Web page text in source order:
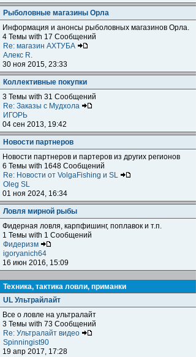
Рыболовные магазины Орла
Информация и анонсы рыболовных магазинов Орла.
4 Темы with 17 Сообщений
Re: магазин АХТУБА
Алекс R.
30 ноя 2015, 23:33
Коллективные покупки
3 Темы with 31 Сообщений
Re: Заказы с Мудхола
ИГОРЬ
04 сен 2013, 19:42
Новости партнеров
Новости партнеров и партеров из других регионов
6 Темы with 1648 Сообщений
Re: Новости от VolgaFishing и SL
Oleg SL
01 ноя 2024, 16:34
Ловля мирной рыбы
Фидерная ловля, карпфишинг, поплавок и т.п.
1 Темы with 1 Сообщений
Фидеризм
igoryanich64
16 июн 2016, 15:09
Техника, тактика ловли, приманки
UL Ультрайлайт
Все о ловле на ультралайт
3 Темы with 73 Сообщений
Re: Ультралайт видео
Spinningist90
19 апр 2017, 17:28